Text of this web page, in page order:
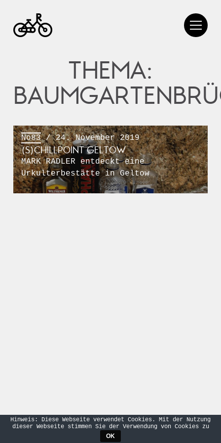
THEMA:
No83/ 24. November 2019
(S)CHILLPOINT GELTOW
MARK RADLER entdeckt eine
Urkulterbestätte in Geltow
Hinweis: Diese Webseite verwendet Cookies. Mit der Nutzung
dieser Webseite stimmen Sie der Verwendung von Cookies zu
OK